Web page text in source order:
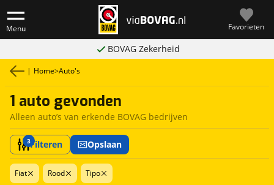
Menu Favorieten
BOVAG Zekerheid
| Home>Auto's
1 auto gevonden
Alleen auto’s van erkende BOVAG bedrijven
3Filteren Opslaan
Fiat Rood Tipo